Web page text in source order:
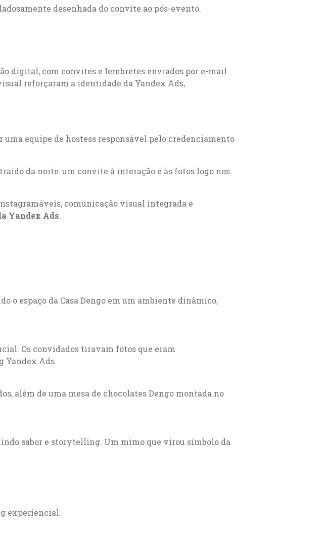
desenhada do convite ao pós-evento.
digital, com convites e lembretes enviados por e-mail
reforçaram a identidade da Yandex Ads,
uma equipe de hostess responsável pelo credenciamento
da noite: um convite à interação e às fotos logo nos
comunicação visual integrada e
Yandex Ads.
o espaço da Casa Dengo em um ambiente dinâmico,
Os convidados tiravam fotos que eram
Yandex Ads.
além de uma mesa de chocolates Dengo montada no
sabor e storytelling. Um mimo que virou símbolo da
experiencial.